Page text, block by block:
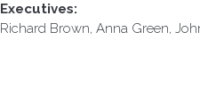
Executives:
Richard Brown, Anna Green,